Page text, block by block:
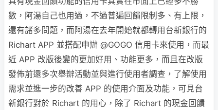
數，阿湯自己也用過，不過普遍回饋限制多、有上限，
還有諸多問題，而阿湯在去年開始就都轉用台新銀行的
Richart APP 並搭配申辦 @GOGO 信用卡來使用，而最
近 APP 改版後變的更加好用、功能更多，而且在改版
發佈前還多次舉辦活動並與進行使用者調查，了解使用
需求並進一步的改善 APP 的使用介面及功能，可見台
新銀行對於 Richart 的用心，除了 Richart 的現金回饋